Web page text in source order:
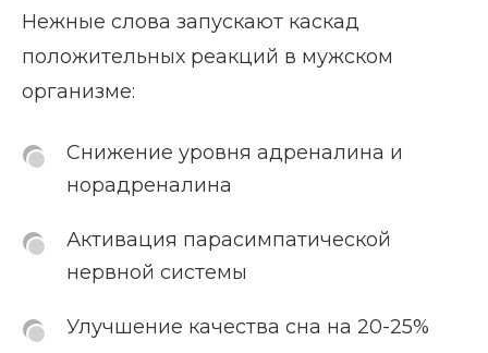
Нежные слова запускают каскад
положительных реакций в мужском
организме:
Снижение уровня адреналина и
норадреналина
Активация парасимпатической
нервной системы
Улучшение качества сна на 20-25%